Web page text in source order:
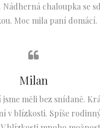
Nádherná chaloupka se
Moc mila paní domácí.
Milan
měli bez snídaně.
v blízkosti. Spíše